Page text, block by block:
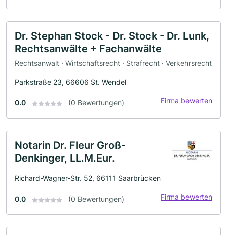
Dr. Stephan Stock - Dr. Stock - Dr. Lunk,
Rechtsanwälte + Fachanwälte
Rechtsanwalt · Wirtschaftsrecht · Strafrecht · Verkehrsrecht
Parkstraße 23, 66606 St. Wendel
0.0 (0 Bewertungen) Firma bewerten
Notarin Dr. Fleur Groß-
Denkinger, LL.M.Eur.
Richard-Wagner-Str. 52, 66111 Saarbrücken
0.0 (0 Bewertungen) Firma bewerten